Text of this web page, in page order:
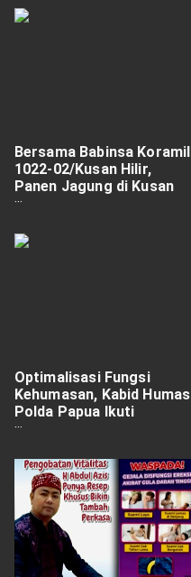
Bersama Babinsa Koramil
1022-02/Kusan Hilir,
Panen Jagung di Kusan
Tengah Berjalan Lancar
Optimalisasi Fungsi
Kehumasan, Kabid Humas
Polda Papua Ikuti
Sosialisasi dan Pelatihan